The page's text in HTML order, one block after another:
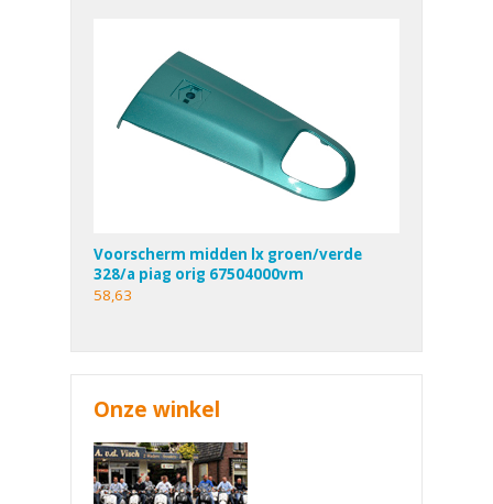
Voorscherm midden lx groen/verde
328/a piag orig 67504000vm
58,63
Onze winkel